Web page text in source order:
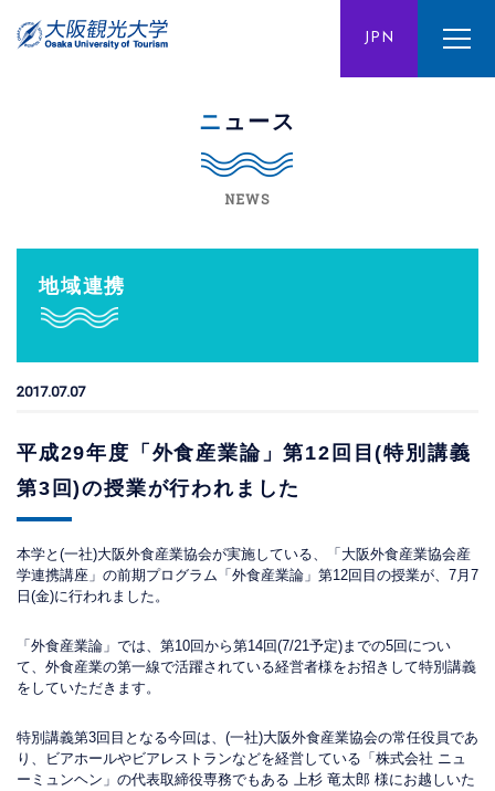
JPN
ENG CHN
ニュース
NEWS
地域連携
2017.07.07
平成29年度「外食産業論」第12回目(特別講義
第3回)の授業が行われました
本学と(一社)大阪外食産業協会が実施している、「大阪外食産業協会産
学連携講座」の前期プログラム「外食産業論」第12回目の授業が、7月7
日(金)に行われました。
「外食産業論」では、第10回から第14回(7/21予定)までの5回につい
て、外食産業の第一線で活躍されている経営者様をお招きして特別講義
をしていただきます。
特別講義第3回目となる今回は、(一社)大阪外食産業協会の常任役員であ
り、ビアホールやビアレストランなどを経営している「株式会社 ニュ
ーミュンヘン」の代表取締役専務でもある 上杉 竜太郎 様にお越しいた